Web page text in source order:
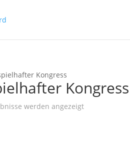
Kongress
Kongress
werden angezeigtNach